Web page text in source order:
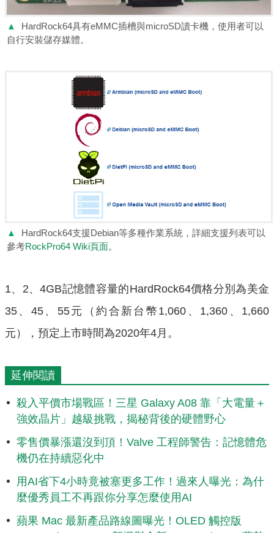
▲
HardRock64具有eMMC插槽與microSD讀卡機，使用者可以
自行安裝儲存媒體。
▲
HardRock64支援Debian等多種作業系統，詳細支援列表可以
參考RockPro64 Wiki頁面。
1、2、4GB記憶體容量的HardRock64價格分別為美金
35、45、55元（約合新台幣1,060、1,360、1,660
元），預定上市時間為2020年4月。
延伸閱讀
殺入平價市場戰區！三星 Galaxy A08 靠「大電量＋
強效晶片」越級挑戰，揭秘背後的硬體野心
零售價暴漲還沒到頂！Valve 工程師警告：記憶體危
機仍在持續惡化中
用AI省下4小時竟被塞更多工作！過來人曝光：為什
麼優秀員工不再跟你分享怎麼使用AI
蘋果 Mac 最新產品路線圖曝光！OLED 觸控版